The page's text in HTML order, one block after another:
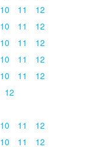
10 11
12
10 11
12
10 11
12
10 11
12
10 11
12
12
10 11
12
10 11 12